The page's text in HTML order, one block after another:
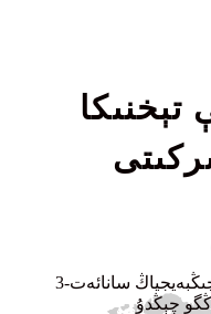
3-نومۇرلۇق چۇاڭشىن كوچىسى ، چىڭبەيجياڭ سانائەت